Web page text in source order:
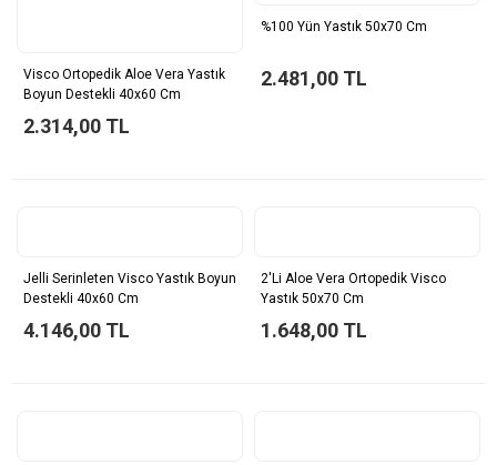
Visco Ortopedik Aloe Vera Yastık
Boyun Destekli 40x60 Cm
2.314,00 TL
%100 Yün Yastık 50x70 Cm
2.481,00 TL
Jelli Serinleten Visco Yastık Boyun
Destekli 40x60 Cm
4.146,00 TL
2'li Aloe Vera Ortopedik Visco
Yastık 50x70 Cm
1.648,00 TL